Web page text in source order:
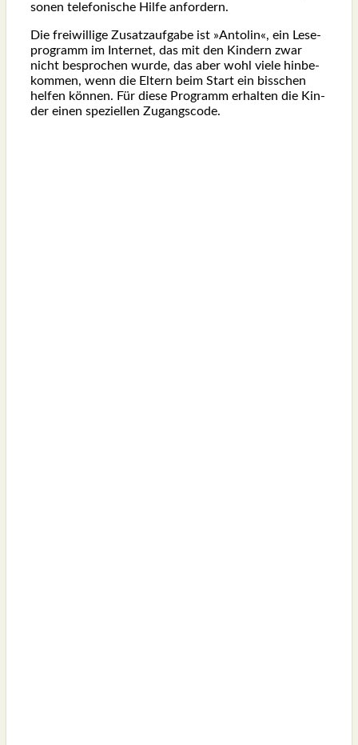
so­nen tele­fo­ni­sche Hil­fe anfor­dern.
Die frei­wil­li­ge Zusatz­auf­ga­be ist »Anto­lin«, ein Lese­
pro­gramm im Inter­net, das mit den Kin­dern zwar
nicht bespro­chen wur­de, das aber wohl vie­le hin­be­
kom­men, wenn die Eltern beim Start ein biss­chen
hel­fen kön­nen. Für die­se Pro­gramm erhal­ten die Kin­
der einen spe­zi­el­len Zugangs­code.